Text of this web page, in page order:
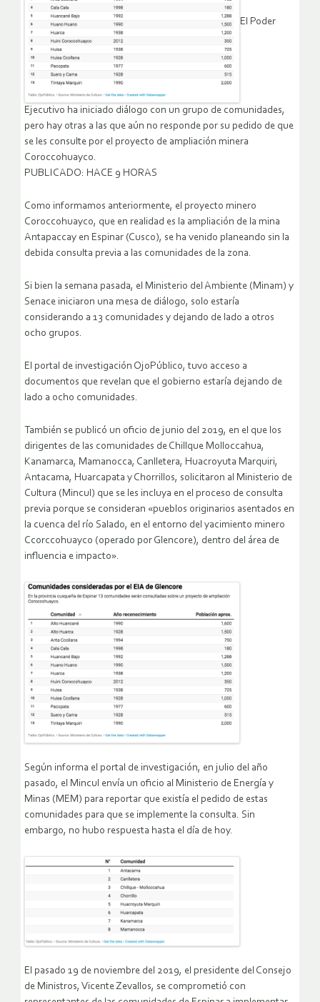
El Poder
Ejecutivo ha iniciado diálogo con un grupo de comunidades,
pero hay otras a las que aún no responde por su pedido de que
se les consulte por el proyecto de ampliación minera
Coroccohuayco.
PUBLICADO: HACE 9 HORAS
Como informamos anteriormente, el proyecto minero
Coroccohuayco, que en realidad es la ampliación de la mina
Antapaccay en Espinar (Cusco), se ha venido planeando sin la
debida consulta previa a las comunidades de la zona.
Si bien la semana pasada, el Ministerio del Ambiente (Minam) y
Senace iniciaron una mesa de diálogo, solo estaría
considerando a 13 comunidades y dejando de lado a otros
ocho grupos.
El portal de investigación OjoPúblico, tuvo acceso a
documentos que revelan que el gobierno estaría dejando de
lado a ocho comunidades.
También se publicó un oficio de junio del 2019, en el que los
dirigentes de las comunidades de Chillque Molloccahua,
Kanamarca, Mamanocca, Canlletera, Huacroyuta Marquiri,
Antacama, Huarcapata y Chorrillos, solicitaron al Ministerio de
Cultura (Mincul) que se les incluya en el proceso de consulta
previa porque se consideran «pueblos originarios asentados en
la cuenca del río Salado, en el entorno del yacimiento minero
Ccorccohuayco (operado por Glencore), dentro del área de
influencia e impacto».
Según informa el portal de investigación, en julio del año
pasado, el Mincul envía un oficio al Ministerio de Energía y
Minas (MEM) para reportar que existía el pedido de estas
comunidades para que se implemente la consulta. Sin
embargo, no hubo respuesta hasta el día de hoy.
El pasado 19 de noviembre del 2019, el presidente del Consejo
de Ministros, Vicente Zevallos, se comprometió con